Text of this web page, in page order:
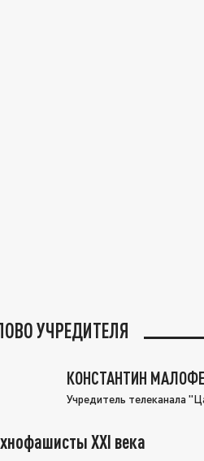
УЧРЕДИТЕЛЯ
КОНСТАНТИН
Учредитель телеканала
XXI века